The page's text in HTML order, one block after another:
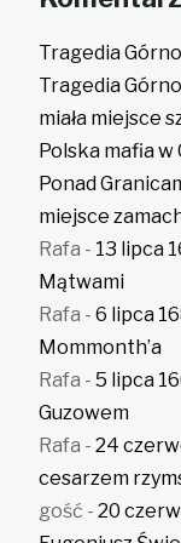
Tragedia
Tragedia
miała miejsce
Polska mafia
Ponad
miejsce
Rafa - 13 lipca
Mątwami
Rafa -6 lipca
Mommonth’a
Rafa -5 lipca
Guzowem
Rafa -24
cesarzem
gość -20